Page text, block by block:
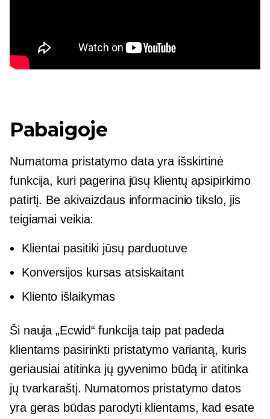
Pabaigoje
Numatoma pristatymo data yra išskirtinė
funkcija, kuri pagerina jūsų klientų apsipirkimo
patirtį. Be akivaizdaus informacinio tikslo, jis
teigiamai veikia:
Klientai pasitiki jūsų parduotuve
Konversijos kursas atsiskaitant
Kliento išlaikymas
Ši nauja „Ecwid“ funkcija taip pat padeda
klientams pasirinkti pristatymo variantą, kuris
geriausiai atitinka jų gyvenimo būdą ir atitinka
jų tvarkaraštį. Numatomos pristatymo datos
yra geras būdas parodyti klientams, kad esate